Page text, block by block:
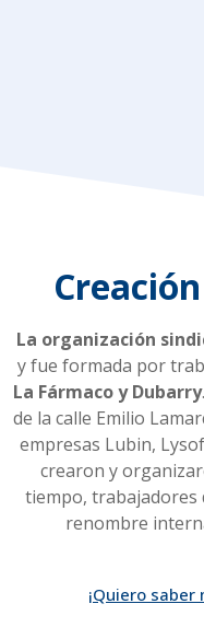
La organización
y fue formada por
La Fármaco y Dubarry
de la calle Emilio
empresas Lubin,
crearon y
tiempo, trabajadores
renombre
¡Quiero